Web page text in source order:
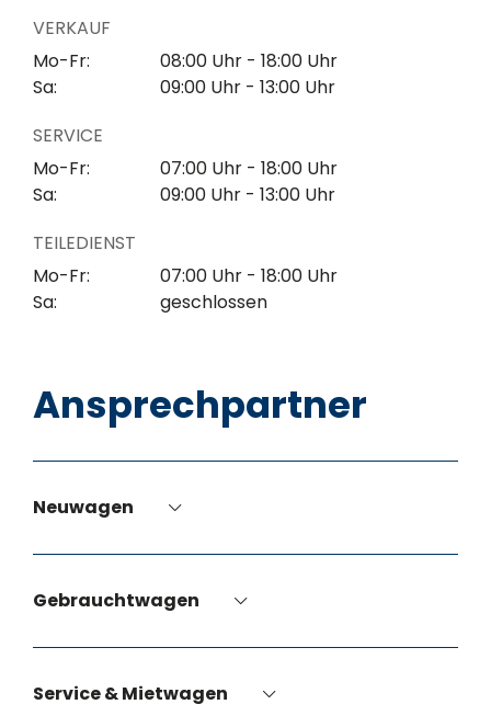
VERKAUF
Mo-Fr:
08:00 Uhr - 18:00 Uhr
Sa:
09:00 Uhr - 13:00 Uhr
SERVICE
Mo-Fr:
07:00 Uhr - 18:00 Uhr
Sa:
09:00 Uhr - 13:00 Uhr
TEILEDIENST
Mo-Fr:
07:00 Uhr - 18:00 Uhr
Sa:
geschlossen
Ansprechpartner
Neuwagen
Gebrauchtwagen
Service & Mietwagen